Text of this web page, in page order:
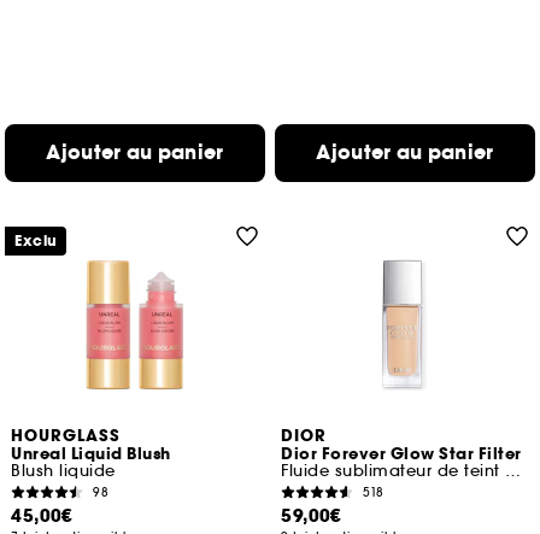
Ajouter au panier Ajouter au panier
HOURGLASS
Unreal Liquid Blush
Blush liquide
98
45,00€
Exclu
DIOR
Dior Forever Glow Star Filter
Fluide sublimateur de teint et illuminateur
518
59,00€